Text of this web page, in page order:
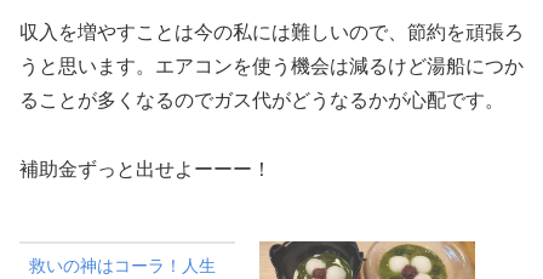
収入を増やすことは今の私には難しいので、節約を頑張ろ
うと思います。エアコンを使う機会は減るけど湯船につか
ることが多くなるのでガス代がどうなるかが心配です。
補助金ずっと出せよーーー！
救いの神はコーラ！人生